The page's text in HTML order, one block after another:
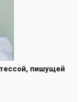
пишущей